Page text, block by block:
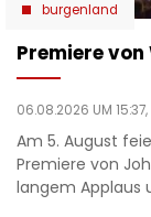
burgenland
Premiere
06.08.2026 UM 15:37,
Am 5. August
Premiere von
langem Applaus